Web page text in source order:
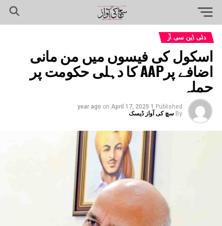
دلی این سی آر
اسکول کی فیسوں میں من مانی
اضافے پرAAP کا دہلی حکومت پر
حملہ
Published
1 year ago
on April 17, 2025
By سچ کی آواز ڈیسک